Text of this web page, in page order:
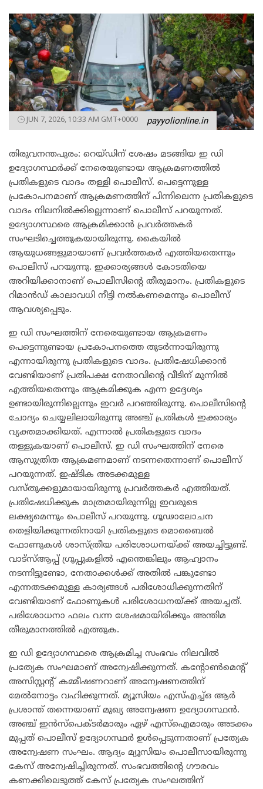
JUN 7, 2026, 10:33 AM GMT+0000 payyolionline.in
തിരുവനന്തപുരം: റെയ്ഡിന് ശേഷം മടങ്ങിയ ഇ ഡി
ഉദ്യോഗസ്ഥർക്ക് നേരെയുണ്ടായ ആക്രമണത്തിൽ
പ്രതികളുടെ വാദം തള്ളി പൊലീസ്. പെട്ടെന്നുള്ള
പ്രകോപനമാണ് ആക്രമണത്തിന് പിന്നിലെന്ന പ്രതികളുടെ
വാദം നിലനിൽക്കില്ലെന്നാണ് പൊലീസ് പറയുന്നത്.
ഉദ്യോഗസ്ഥരെ ആക്രമിക്കാൻ പ്രവർത്തകർ
സംഘടിച്ചെത്തുകയായിരുന്നു. കൈയിൽ
ആയുധങ്ങളുമായാണ് പ്രവർത്തകർ എത്തിയതെന്നും
പൊലീസ് പറയുന്നു. ഇക്കാര്യങ്ങൾ കോടതിയെ
അറിയിക്കാനാണ് പൊലീസിന്റെ തീരുമാനം. പ്രതികളുടെ
റിമാൻഡ് കാലാവധി നീട്ടി നൽകണമെന്നും പൊലീസ്
ആവശ്യപ്പെടും.
ഇ ഡി സംഘത്തിന് നേരെയുണ്ടായ ആക്രമണം
പെട്ടെന്നുണ്ടായ പ്രകോപനത്തെ തുടർന്നായിരുന്നു
എന്നായിരുന്നു പ്രതികളുടെ വാദം. പ്രതിഷേധിക്കാൻ
വേണ്ടിയാണ് പ്രതിപക്ഷ നേതാവിന്റെ വീടിന് മുന്നിൽ
എത്തിയതെന്നും ആക്രമിക്കുക എന്ന ഉദ്ദേശ്യം
ഉണ്ടായിരുന്നില്ലെന്നും ഇവർ പറഞ്ഞിരുന്നു. പൊലീസിന്റെ
ചോദ്യം ചെയ്യലിലായിരുന്നു അഞ്ച് പ്രതികൾ ഇക്കാര്യം
വ്യക്തമാക്കിയത്. എന്നാൽ പ്രതികളുടെ വാദം
തള്ളുകയാണ് പൊലീസ്. ഇ ഡി സംഘത്തിന് നേരെ
ആസൂത്രിത ആക്രമണമാണ് നടന്നതെന്നാണ് പൊലീസ്
പറയുന്നത്. ഇഷ്ടിക അടക്കമുള്ള
വസ്തുക്കളുമായായിരുന്നു പ്രവർത്തകർ എത്തിയത്.
പ്രതിഷേധിക്കുക മാത്രമായിരുന്നില്ല ഇവരുടെ
ലക്ഷ്യമെന്നും പൊലീസ് പറയുന്നു. ഗൂഢാലോചന
തെളിയിക്കുന്നതിനായി പ്രതികളുടെ മൊബൈൽ
ഫോണുകൾ ശാസ്ത്രീയ പരിശോധനയ്ക്ക് അയച്ചിട്ടുണ്ട്.
വാട്‌സ്ആപ്പ് ഗ്രൂപ്പുകളിൽ എന്തെങ്കിലും ആഹ്വാനം
നടന്നിട്ടുണ്ടോ, നേതാക്കൾക്ക് അതിൽ പങ്കുണ്ടോ
എന്നതടക്കമുള്ള കാര്യങ്ങൾ പരിശോധിക്കുന്നതിന്
വേണ്ടിയാണ് ഫോണുകൾ പരിശോധനയ്ക്ക് അയച്ചത്.
പരിശോധനാ ഫലം വന്ന ശേഷമായിരിക്കും അന്തിമ
തീരുമാനത്തിൽ എത്തുക.
ഇ ഡി ഉദ്യോഗസ്ഥരെ ആക്രമിച്ച സംഭവം നിലവിൽ
പ്രത്യേക സംഘമാണ് അന്വേഷിക്കുന്നത്. കന്റോൺമെന്റ്
അസിസ്റ്റന്റ് കമ്മീഷണറാണ് അന്വേഷണത്തിന്
മേൽനോട്ടം വഹിക്കുന്നത്. മ്യൂസിയം എസ്എച്ച്ഒ ആർ
പ്രശാന്ത് തന്നെയാണ് മുഖ്യ അന്വേഷണ ഉദ്യോഗസ്ഥൻ.
അഞ്ച് ഇൻസ്‌പെക്ടർമാരും ഏഴ് എസ്‌ഐമാരും അടക്കം
മുപ്പത് പൊലീസ് ഉദ്യോഗസ്ഥർ ഉൾപ്പെടുന്നതാണ് പ്രത്യേക
അന്വേഷണ സംഘം. ആദ്യം മ്യൂസിയം പൊലീസായിരുന്നു
കേസ് അന്വേഷിച്ചിരുന്നത്. സംഭവത്തിന്റെ ഗൗരവം
കണക്കിലെടുത്ത് കേസ് പ്രത്യേക സംഘത്തിന്